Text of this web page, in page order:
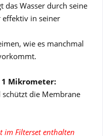
Wasser durch seine
effektiv in seiner
wie es manchmal
Mikrometer:
die Membrane
im Filterset enthalten